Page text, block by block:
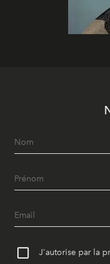
J'autorise par la